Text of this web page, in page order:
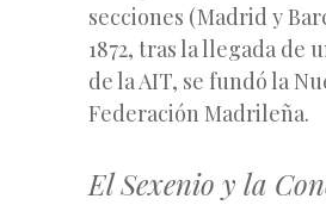
secciones (Madrid y
1872, tras la llegada de
de la AIT, se fundó la
Federación Madrileña.
El Sexenio y la